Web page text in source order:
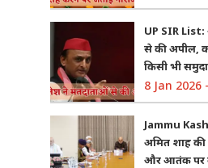
UP SIR
से की अपील,
किसी भी
8 Jan 2026
Jammu
अमित शाह
और आतंक पर